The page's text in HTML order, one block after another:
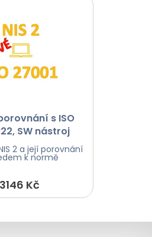
s ISO
SW nástroj
2 a její porovnání
k normě
3146 Kč